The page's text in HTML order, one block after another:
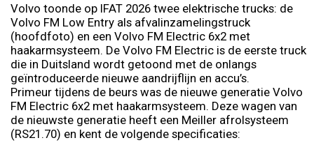
Volvo toonde op IFAT 2026 twee elektrische trucks: de
Volvo FM Low Entry als afvalinzamelingstruck
(hoofdfoto) en een Volvo FM Electric 6x2 met
haakarmsysteem. De Volvo FM Electric is de eerste truck
die in Duitsland wordt getoond met de onlangs
geïntroduceerde nieuwe aandrijflijn en accu’s.
Primeur tijdens de beurs was de nieuwe generatie Volvo
FM Electric 6x2 met haakarmsysteem. Deze wagen van
de nieuwste generatie heeft een Meiller afrolsysteem
(RS21.70) en kent de volgende specificaties: